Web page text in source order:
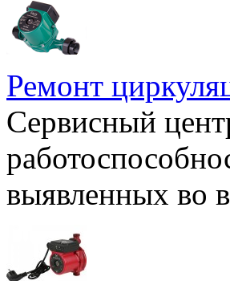
Ремонт
Сервисный
выявленных во